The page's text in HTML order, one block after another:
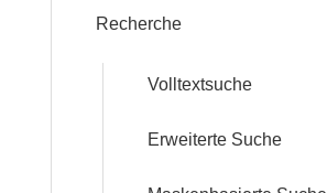
Recherche
Volltextsuche
Erweiterte Suche